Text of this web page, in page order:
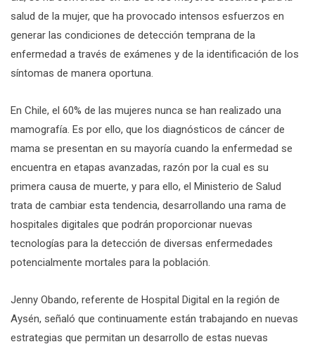
salud de la mujer, que ha provocado intensos esfuerzos en
generar las condiciones de detección temprana de la
enfermedad a través de exámenes y de la identificación de los
síntomas de manera oportuna.
En Chile, el 60% de las mujeres nunca se han realizado una
mamografía. Es por ello, que los diagnósticos de cáncer de
mama se presentan en su mayoría cuando la enfermedad se
encuentra en etapas avanzadas, razón por la cual es su
primera causa de muerte, y para ello, el Ministerio de Salud
trata de cambiar esta tendencia, desarrollando una rama de
hospitales digitales que podrán proporcionar nuevas
tecnologías para la detección de diversas enfermedades
potencialmente mortales para la población.
Jenny Obando, referente de Hospital Digital en la región de
Aysén, señaló que continuamente están trabajando en nuevas
estrategias que permitan un desarrollo de estas nuevas